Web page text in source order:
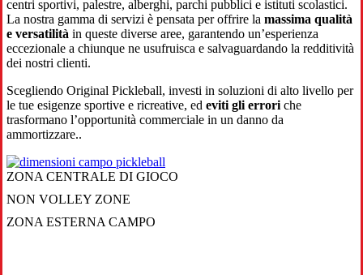
centri sportivi, palestre, alberghi, parchi pubblici e istituti scolastici.
La nostra gamma di servizi è pensata per offrire la massima qualità
e versatilità in queste diverse aree, garantendo un’esperienza
eccezionale a chiunque ne usufruisca e salvaguardando la redditività
dei nostri clienti.
Scegliendo Original Pickleball, investi in soluzioni di alto livello per
le tue esigenze sportive e ricreative, ed eviti gli errori che
trasformano l’opportunità commerciale in un danno da
ammortizzare..
ZONA CENTRALE DI GIOCO
NON VOLLEY ZONE
ZONA ESTERNA CAMPO